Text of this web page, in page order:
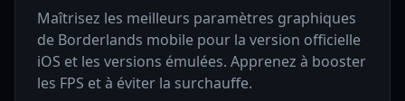
Maîtrisez les meilleurs paramètres graphiques
de Borderlands mobile pour la version officielle
iOS et les versions émulées. Apprenez à booster
les FPS et à éviter la surchauffe.